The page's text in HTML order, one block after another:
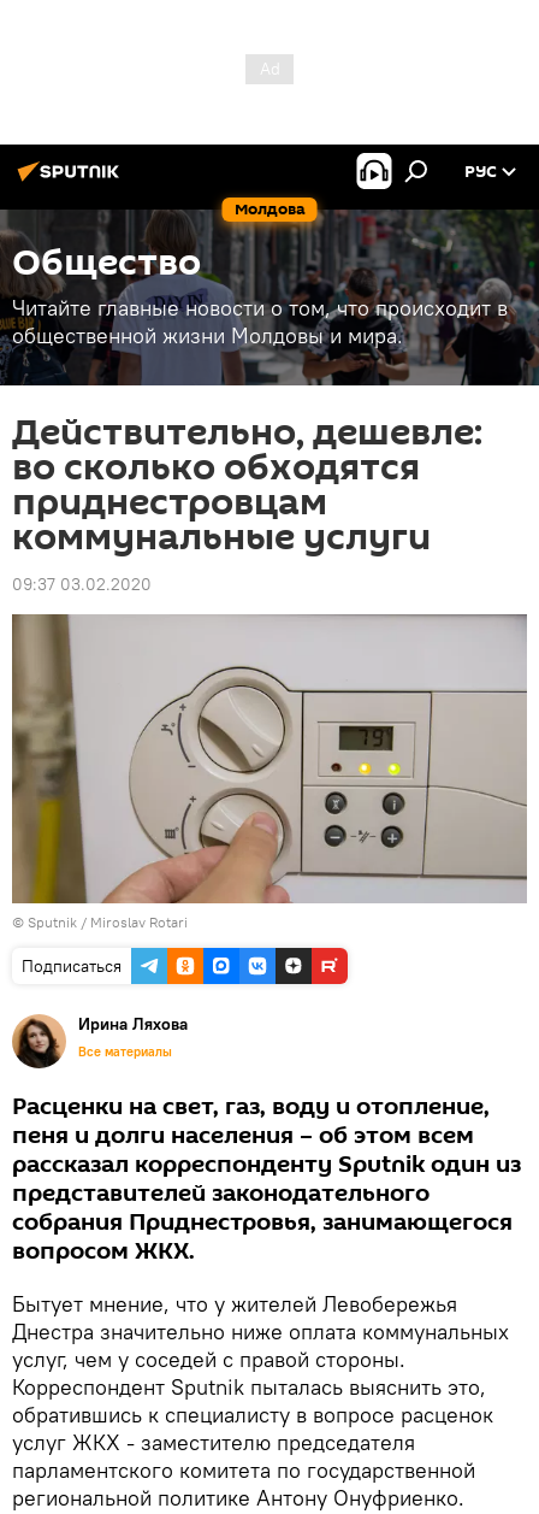
Молдова
РУС
Общество
Читайте главные новости о том, что происходит в
общественной жизни Молдовы и мира.
Действительно, дешевле:
во сколько обходятся
приднестровцам
коммунальные услуги
09:37 03.02.2020
© Sputnik / Miroslav Rotari
Подписаться
Ирина Ляхова
Все материалы
Расценки на свет, газ, воду и отопление,
пеня и долги населения – об этом всем
рассказал корреспонденту Sputnik один из
представителей законодательного
собрания Приднестровья, занимающегося
вопросом ЖКХ.
Бытует мнение, что у жителей Левобережья
Днестра значительно ниже оплата коммунальных
услуг, чем у соседей с правой стороны.
Корреспондент Sputnik пыталась выяснить это,
обратившись к специалисту в вопросе расценок
услуг ЖКХ - заместителю председателя
парламентского комитета по государственной
региональной политике Антону Онуфриенко.